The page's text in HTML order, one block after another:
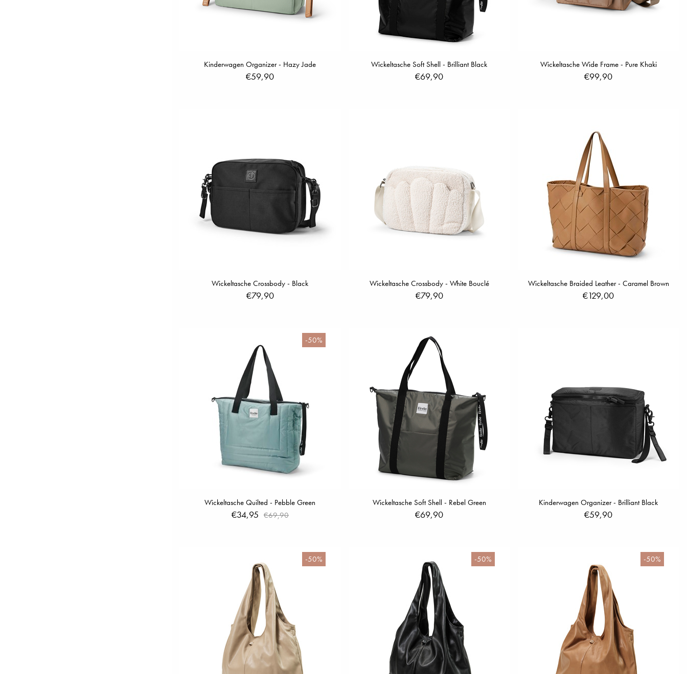
Kinderwagen Organizer - Hazy Jade
€59,90
Wickeltasche Soft Shell - Brilliant Black
€69,90
Wickeltasche Wide Frame - Pure Khaki
€99,90
Wickeltasche Crossbody - Black
€79,90
Wickeltasche Crossbody - White Bouclé
€79,90
Wickeltasche Braided Leather - Caramel Brown
€129,00
-50%
Wickeltasche Quilted - Pebble Green
€34,95 €69,90
Wickeltasche Soft Shell - Rebel Green
€69,90
Kinderwagen Organizer - Brilliant Black
€59,90
-50% -50% -50%